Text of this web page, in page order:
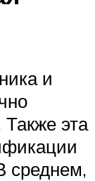
и
эта
среднем,